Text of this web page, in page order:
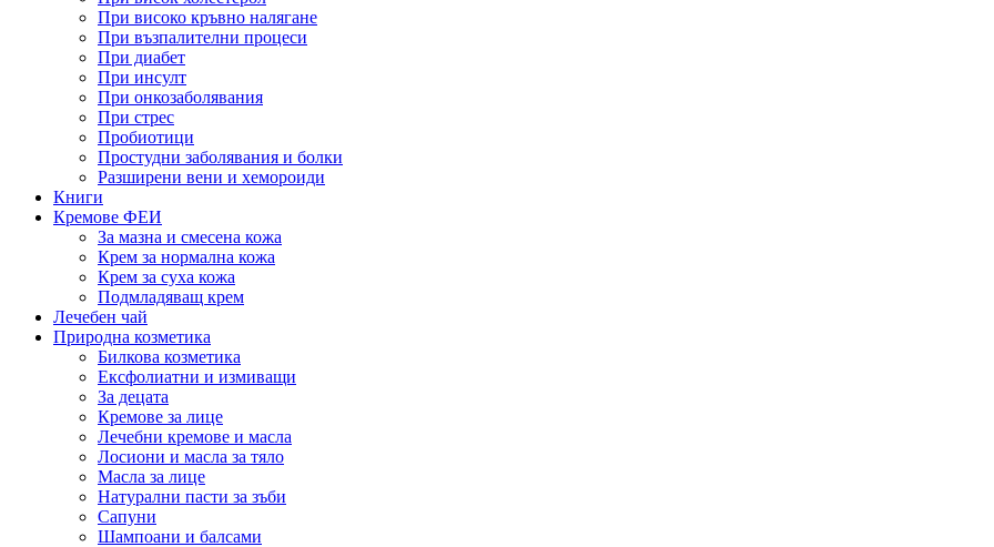
При високо кръвно налягане
При възпалителни процеси
При диабет
При инсулт
При онкозаболявания
При стрес
Пробиотици
Простудни заболявания и болки
Разширени вени и хемороиди
Книги
Кремове ФЕИ
За мазна и смесена кожа
Крем за нормална кожа
Крем за суха кожа
Подмладяващ крем
Лечебен чай
Природна козметика
Билкова козметика
Ексфолиатни и измиващи
За децата
Кремове за лице
Лечебни кремове и масла
Лосиони и масла за тяло
Масла за лице
Натурални пасти за зъби
Сапуни
Шампоани и балсами